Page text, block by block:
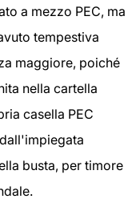
a mezzo PEC, ma
tempestiva
maggiore, poiché
nella cartella
casella PEC
busta, per timore